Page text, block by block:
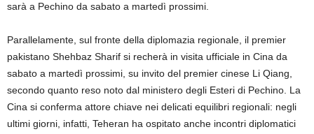
sarà a Pechino da sabato a martedì prossimi.
Parallelamente, sul fronte della diplomazia regionale, il premier
pakistano Shehbaz Sharif si recherà in visita ufficiale in Cina da
sabato a martedì prossimi, su invito del premier cinese Li Qiang,
secondo quanto reso noto dal ministero degli Esteri di Pechino. La
Cina si conferma attore chiave nei delicati equilibri regionali: negli
ultimi giorni, infatti, Teheran ha ospitato anche incontri diplomatici